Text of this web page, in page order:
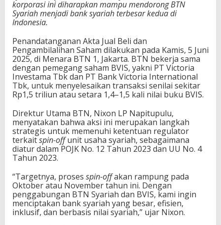
korporasi ini diharapkan mampu mendorong BTN
Syariah menjadi bank syariah terbesar kedua di
Indonesia.
Penandatanganan Akta Jual Beli dan
Pengambilalihan Saham dilakukan pada Kamis, 5 Juni
2025, di Menara BTN 1, Jakarta. BTN bekerja sama
dengan pemegang saham BVIS, yakni PT Victoria
Investama Tbk dan PT Bank Victoria International
Tbk, untuk menyelesaikan transaksi senilai sekitar
Rp1,5 triliun atau setara 1,4–1,5 kali nilai buku BVIS.
Direktur Utama BTN, Nixon LP Napitupulu,
menyatakan bahwa aksi ini merupakan langkah
strategis untuk memenuhi ketentuan regulator
terkaitspin-offunit usaha syariah, sebagaimana
diatur dalam POJK No. 12 Tahun 2023 dan UU No. 4
Tahun 2023.
“Targetnya, proses spin-offakan rampung pada
Oktober atau November tahun ini. Dengan
penggabungan BTN Syariah dan BVIS, kami ingin
menciptakan bank syariah yang besar, efisien,
inklusif, dan berbasis nilai syariah,” ujar Nixon.